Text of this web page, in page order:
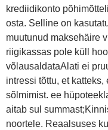
krediidikonto
osta. Selline on
muutunud maksehäire
riigikassas pole küll
võlausaldataAlati ei
intressi tõttu, et
sõlmimist. ee
aitab sul
noortele. Reaalsuses